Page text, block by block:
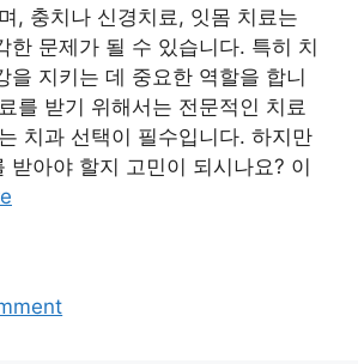
, 충치나 신경치료, 잇몸 치료는
한 문제가 될 수 있습니다. 특히 치
을 지키는 데 중요한 역할을 합니
를 받기 위해서는 전문적인 치료
치과 선택이 필수입니다. 하지만
받아야 할지 고민이 되시나요? 이